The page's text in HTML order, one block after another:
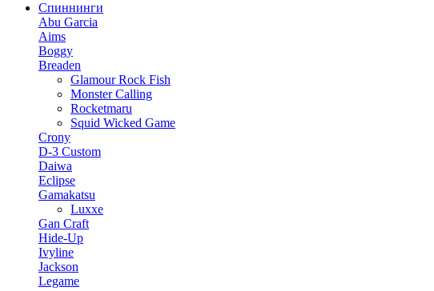
Спиннинги
Abu Garcia
Aims
Boggy
Breaden
Glamour Rock Fish
Monster Calling
Rocketmaru
Squid Wicked Game
Crony
D-3 Custom
Daiwa
Eclipse
Gamakatsu
Luxxe
Gan Craft
Hide-Up
Ivyline
Jackson
Legame